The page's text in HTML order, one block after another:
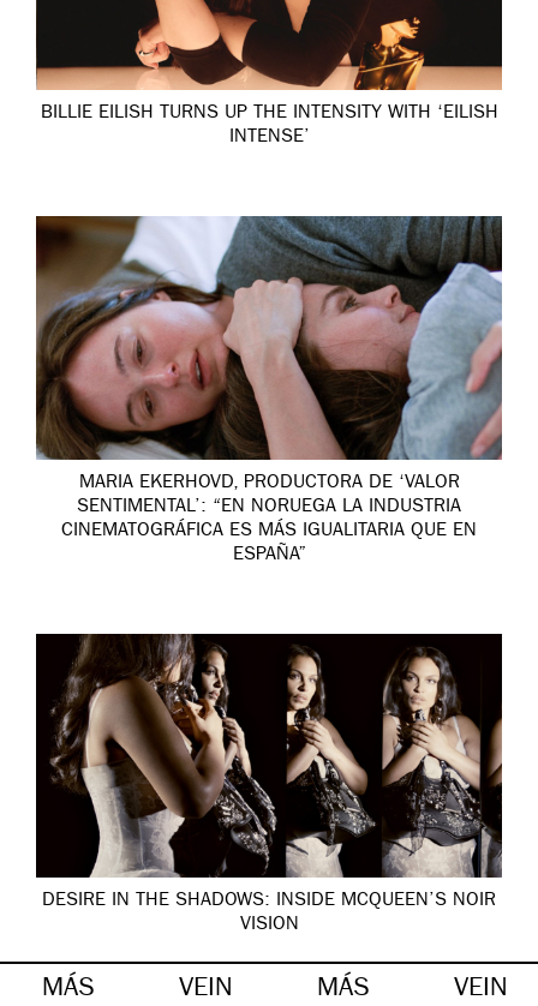
BILLIE EILISH TURNS UP THE INTENSITY WITH ‘EILISH
INTENSE’
MARIA EKERHOVD, PRODUCTORA DE ‘VALOR
SENTIMENTAL’: “EN NORUEGA LA INDUSTRIA
CINEMATOGRÁFICA ES MÁS IGUALITARIA QUE EN
ESPAÑA”
DESIRE IN THE SHADOWS: INSIDE MCQUEEN’S NOIR
VISION
MÁS VEIN MÁS VEIN